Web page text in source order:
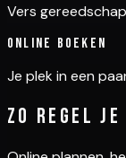
Vers
Online boeken
Je plek in een
Zo regel je